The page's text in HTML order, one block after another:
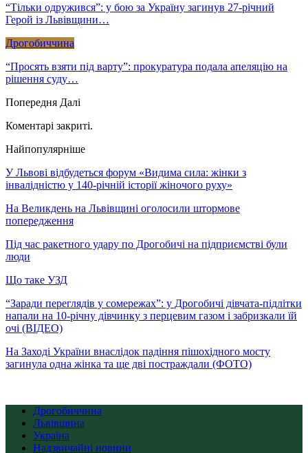
“Тільки одружився”: у бою за Україну загинув 27-річний
Герой із Львівщини…
Дрогобиччина
“Просять взяти під варту”: прокуратура подала апеляцію на
рішення суду…
Попередня Далі
Коментарі закриті.
Найпопулярніше
У Львові відбудеться форум «Видима сила: жінки з
інвалідністю у 140-річній історії жіночого руху»
На Великдень на Львівщині оголосили штормове
попередження
Під час ракетного удару по Дрогобичі на підприємстві були
люди
Що таке УЗД
“Заради переглядів у сомережах”: у Дрогобичі дівчата-підлітки
напали на 10-річну дівчинку з перцевим газом і забризкали їй
очі (ВІДЕО)
На Заході України внаслідок падіння пішохідного мосту
загинула одна жінка та ще дві постраждали (ФОТО)
Дрогобиччина
Львівщина
Україна
Надзвичайні новини